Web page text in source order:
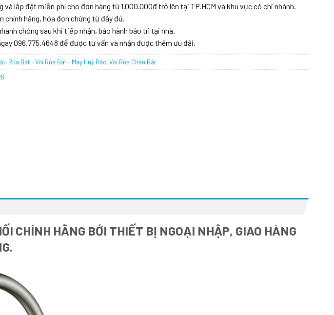
và lắp đặt miễn phí cho đơn hàng từ 1.000.000đ trở lên tại TP.HCM và khu vực có chi nhánh.
chính hãng, hóa đơn chứng từ đầy đủ.
chóng sau khi tiếp nhận, bảo hành bảo trì tại nhà.
096.775.4648 để được tư vấn và nhận được thêm ưu đãi.
Rửa Bát - Vòi Rửa Bát - Máy Huỷ Rác,Vòi Rửa Chén Bát
CHÍNH HÃNG BỚI THIẾT BỊ NGOẠI NHẬP, GIAO HÀNG